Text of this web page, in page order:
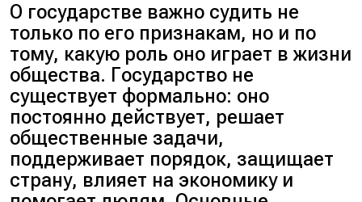
О государстве важно судить не
только по его признакам, но и по
тому, какую роль оно играет в жизни
общества. Государство не
существует формально: оно
постоянно действует, решает
общественные задачи,
поддерживает порядок, защищает
страну, влияет на экономику и